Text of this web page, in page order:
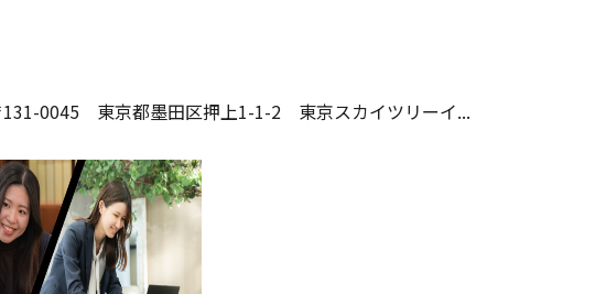
0045 東京都墨田区押上1-1-2 東京スカイツリーイ...